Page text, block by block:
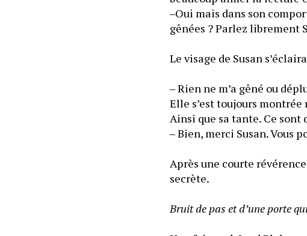
‒Oui mais dans son
gênées ? Parlez librement
Le visage de Susan
‒ Rien ne m’a gêné ou
Elle s’est toujours
Ainsi que sa tante. Ce sont
‒ Bien, merci Susan. Vous
Après une courte
Bruit de pas et d’une porte